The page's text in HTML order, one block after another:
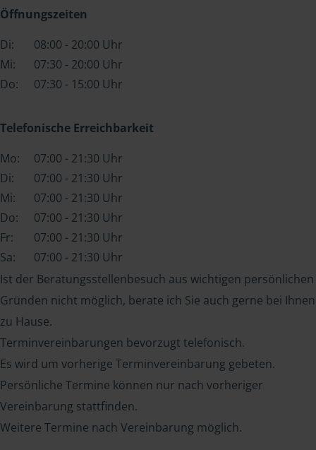
Öffnungszeiten
Di:
08:00 - 20:00 Uhr
Mi:
07:30 - 20:00 Uhr
Do:
07:30 - 15:00 Uhr
Telefonische Erreichbarkeit
Mo:
07:00 - 21:30 Uhr
Di:
07:00 - 21:30 Uhr
Mi:
07:00 - 21:30 Uhr
Do:
07:00 - 21:30 Uhr
Fr:
07:00 - 21:30 Uhr
Sa:
07:00 - 21:30 Uhr
Ist der Beratungsstellenbesuch aus wichtigen persönlichen
Gründen nicht möglich, berate ich Sie auch gerne bei Ihnen
zu Hause.
Terminvereinbarungen bevorzugt telefonisch.
Es wird um vorherige Terminvereinbarung gebeten.
Persönliche Termine können nur nach vorheriger
Vereinbarung stattfinden.
Weitere Termine nach Vereinbarung möglich.